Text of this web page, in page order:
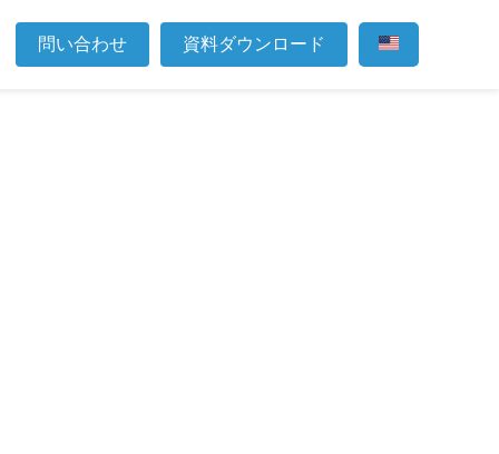
問い合わせ 資料ダウンロード